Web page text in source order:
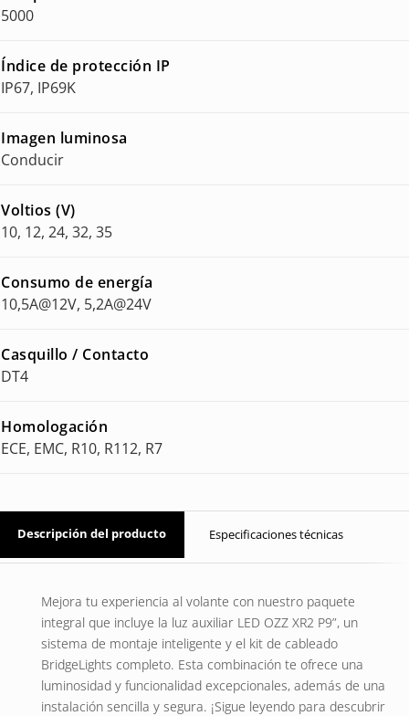
5000
Índice de protección IP
IP67, IP69K
Imagen luminosa
Conducir
Voltios (V)
10, 12, 24, 32, 35
Consumo de energía
10,5A@12V, 5,2A@24V
Casquillo / Contacto
DT4
Homologación
ECE, EMC, R10, R112, R7
Descripción del producto Especificaciones técnicas
Mejora tu experiencia al volante con nuestro paquete
integral que incluye la luz auxiliar LED OZZ XR2 P9”, un
sistema de montaje inteligente y el kit de cableado
BridgeLights completo. Esta combinación te ofrece una
luminosidad y funcionalidad excepcionales, además de una
instalación sencilla y segura. ¡Sigue leyendo para descubrir